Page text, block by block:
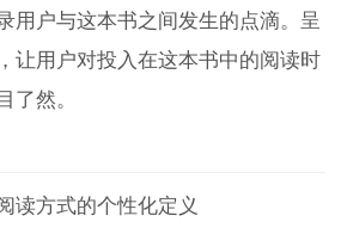
用户与这本书之间发生的点滴。呈
让用户对投入在这本书中的阅读时
然。
读方式的个性化定义